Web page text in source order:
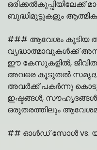
ഒരിക്കൽകൂപ്പിയിലേക്ക്
ബുദ്ധിമുട്ടുകളും
### ആവേശം കൂടിയ
വൃദ്ധാത്മാവുകൾക്ക്
ഈ കേസുകളിൽ,
അവരെ കൂടുതൽ
അവർക്ക് പകർന്നു
ഇഷ്ടങ്ങൾ,
ഒരുതരത്തിലും
## ഓൾഡ് സോൾ vs.